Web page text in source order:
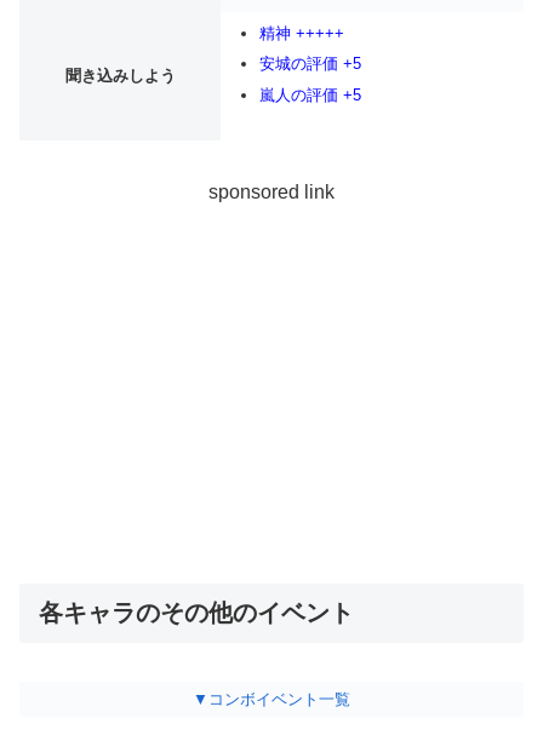
聞き込みしよう
精神 +++++
安城の評価 +5
嵐人の評価 +5
sponsored link
各キャラのその他のイベント
▼コンボイベント一覧